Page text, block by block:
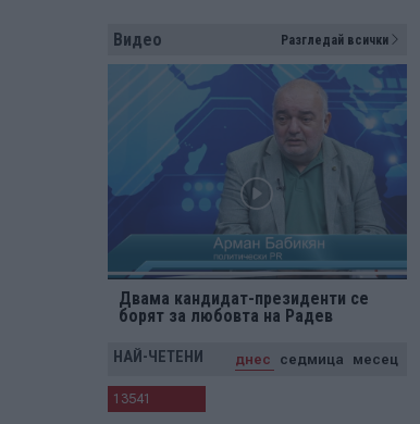
Видео Разгледай всички
Двама кандидат-президенти се
борят за любовта на Радев
НАЙ-ЧЕТЕНИ днес седмица месец
13541